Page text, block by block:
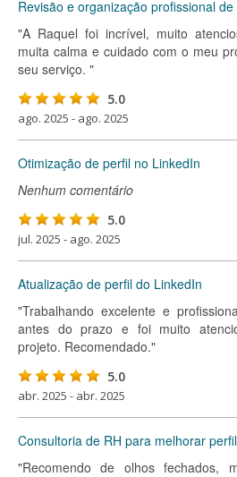
Revisão e organização profissional
"A Raquel foi incrível, muito
muita calma e cuidado com o meu
seu serviço. "
5.0
ago. 2025 - ago. 2025
Otimização de perfil no LinkedIn
Nenhum comentário
5.0
jul. 2025 - ago. 2025
Atualização de perfil do LinkedIn
"Trabalhando excelente e
antes do prazo e foi muito
projeto. Recomendado."
5.0
abr. 2025 - abr. 2025
Consultoria de RH para melhorar
"Recomendo de olhos fechados,